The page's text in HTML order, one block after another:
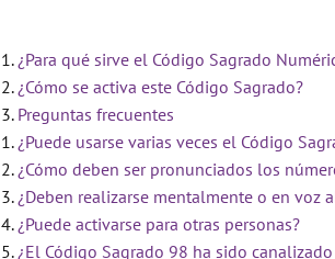
¿Para qué sirve el Código Sagrado
¿Cómo se activa este Código Sagrado?
Preguntas frecuentes
¿Puede usarse varias veces el Código
¿Cómo deben ser pronunciados los
¿Deben realizarse mentalmente o en voz
¿Puede activarse para otras personas?
¿El Código Sagrado 98 ha sido